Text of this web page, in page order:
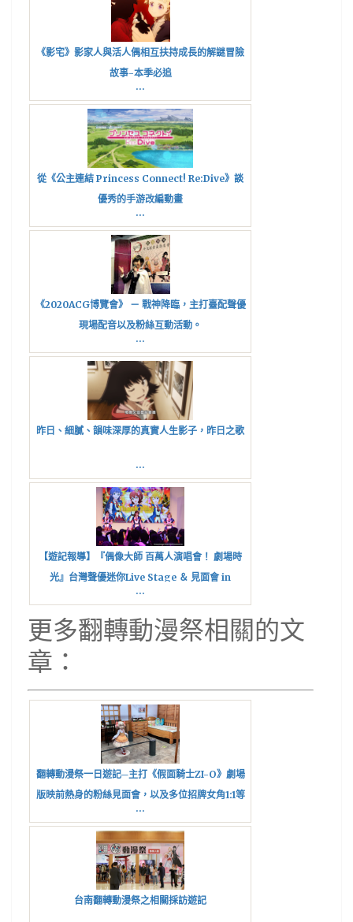
《影宅》影家人與活人偶相互扶持成長的解謎冒險
故事-本季必追
...
從《公主連結 Princess Connect! Re:Dive》談
優秀的手游改編動畫
...
《2020ACG博覽會》 － 戰神降臨，主打臺配聲優
現場配音以及粉絲互動活動。
...
昨日、細膩、韻味深厚的真實人生影子，昨日之歌
...
【遊記報導】『偶像大師 百萬人演唱會！ 劇場時
光』台灣聲優迷你Live Stage ＆ 見面會 in
TICA2020－－台灣的P也是不輸人的！－－
...
更多翻轉動漫祭相關的文
章：
翻轉動漫祭一日遊記─主打《假面騎士ZI-O》劇場
版映前熱身的粉絲見面會，以及多位招牌女角1:1等
身模型曝光。
...
台南翻轉動漫祭之相關採訪遊記